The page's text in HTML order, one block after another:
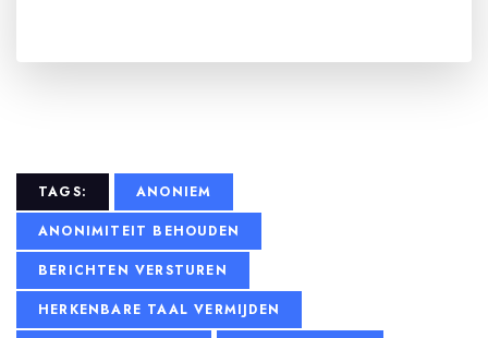
TAGS:
ANONIEM
ANONIMITEIT BEHOUDEN
BERICHTEN VERSTUREN
HERKENBARE TAAL VERMIJDEN